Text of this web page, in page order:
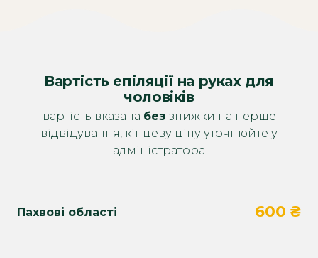
Вартість епіляції на руках для
чоловіків
вартість вказана без знижки на перше
відвідування, кінцеву ціну уточнюйте у
адміністратора
Пахвові області 600 ₴